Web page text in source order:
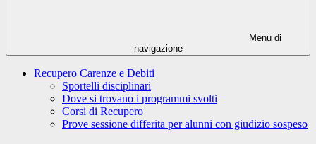
Menu di
navigazione
Recupero Carenze e Debiti
Sportelli disciplinari
Dove si trovano i programmi svolti
Corsi di Recupero
Prove sessione differita per alunni con giudizio sospeso